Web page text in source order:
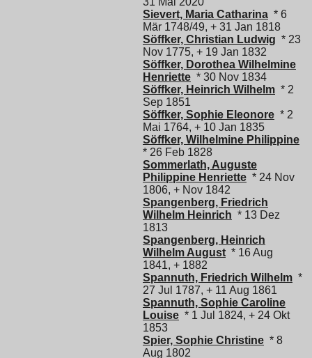
Sievert, Maria Catharina * 6
Mär 1748/49, + 31 Jan 1818
Söffker, Christian Ludwig * 23
Nov 1775, + 19 Jan 1832
Söffker, Dorothea Wilhelmine
Henriette * 30 Nov 1834
Söffker, Heinrich Wilhelm * 2
Sep 1851
Söffker, Sophie Eleonore * 2
Mai 1764, + 10 Jan 1835
Söffker, Wilhelmine Philippine
* 26 Feb 1828
Sommerlath, Auguste
Philippine Henriette * 24 Nov
1806, + Nov 1842
Spangenberg, Friedrich
Wilhelm Heinrich * 13 Dez
1813
Spangenberg, Heinrich
Wilhelm August * 16 Aug
1841, + 1882
Spannuth, Friedrich Wilhelm *
27 Jul 1787, + 11 Aug 1861
Spannuth, Sophie Caroline
Louise * 1 Jul 1824, + 24 Okt
1853
Spier, Sophie Christine * 8
Aug 1802